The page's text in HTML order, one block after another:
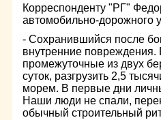
Корреспонденту "РГ"
автомобильно-дорожного
- Сохранившийся после
внутренние
промежуточные из двух
суток, разгрузить 2,5
морем. В первые дни
Наши люди не спали,
обычный строительный